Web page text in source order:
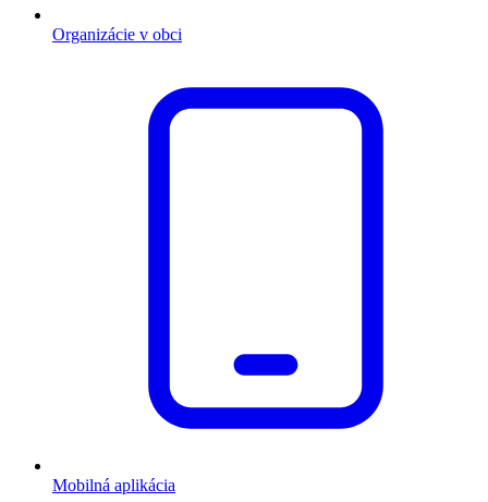
Organizácie v obci
Mobilná aplikácia